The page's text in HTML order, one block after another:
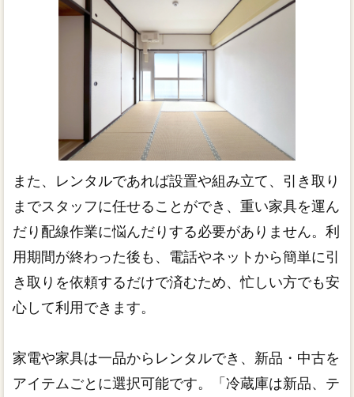
また、レンタルであれば設置や組み立て、引き取り
までスタッフに任せることができ、重い家具を運ん
だり配線作業に悩んだりする必要がありません。利
用期間が終わった後も、電話やネットから簡単に引
き取りを依頼するだけで済むため、忙しい方でも安
心して利用できます。
家電や家具は一品からレンタルでき、新品・中古を
アイテムごとに選択可能です。「冷蔵庫は新品、テ